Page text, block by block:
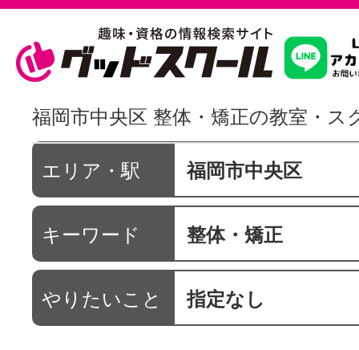
習いたいこ
スクールを
駅・路線か
通信講座を
福岡市中央区 整体・矯正の教室・ス
エリア・駅 福岡市中央区
キーワード 整体・矯正
やりたいこと 指定なし